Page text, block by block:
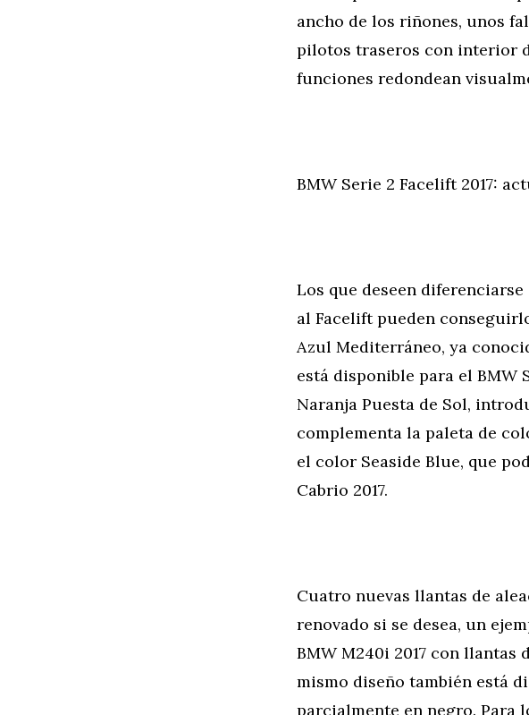
ancho de los riñones, unos
pilotos traseros con interior
funciones redondean
BMW Serie 2 Facelift 2017:
Los que deseen
al Facelift pueden
Azul Mediterráneo, ya
está disponible para el BMW
Naranja Puesta de Sol,
complementa la paleta de
el color Seaside Blue, que
Cabrio 2017.
Cuatro nuevas llantas de
renovado si se desea, un
BMW M240i 2017 con llantas
mismo diseño también está
parcialmente en negro. Para